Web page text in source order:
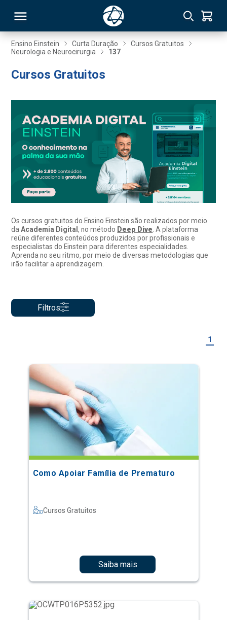
Ensino Einstein Curta Duração
Cursos Gratuitos
Neurologia e Neurocirurgia
137
Cursos Gratuitos
Os cursos gratuitos do Ensino Einstein são realizados por meio
daAcademia Digital, no método Deep Dive. A plataforma
reúne diferentes conteúdos produzidos por profissionais e
especialistas do Einstein para diferentes especialidades.
Aprenda no seu ritmo, por meio de diversas metodologias que
irão facilitar a aprendizagem.
Filtros
1
Como Apoiar Família de Prematuro
Cursos Gratuitos
Saiba mais